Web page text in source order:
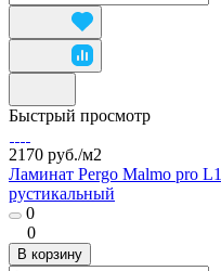
Быстрый просмотр
2170 руб./м2
Ламинат Pergo Malmo pro
рустикальный
0
0
В корзину